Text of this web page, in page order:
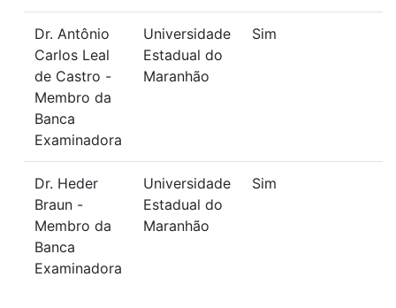
Dr. Antônio
Carlos Leal
de Castro -
Membro da
Banca
Examinadora
Universidade
Estadual do
Maranhão
Sim
Dr. Heder
Braun -
Membro da
Banca
Examinadora
Universidade
Estadual do
Maranhão
Sim